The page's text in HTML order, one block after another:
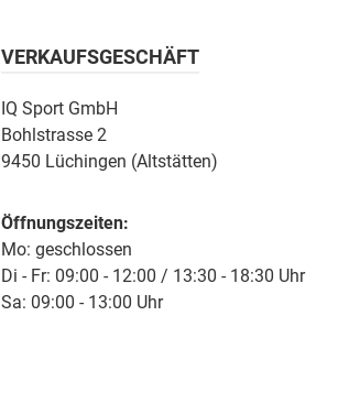
VERKAUFSGESCHÄFT
IQ Sport GmbH
Bohlstrasse 2
9450 Lüchingen (Altstätten)
Öffnungszeiten:
Mo: geschlossen
Di - Fr: 09:00 - 12:00 / 13:30 - 18:30 Uhr
Sa: 09:00 - 13:00 Uhr